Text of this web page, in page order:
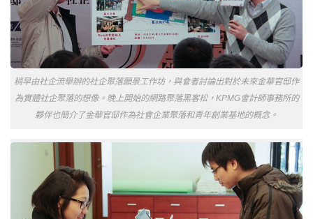
稍早由社企流舉辦的社企聚落願景工作坊，與會者討論出對於未來金華官邸作
為實體社企聚落的想像。晚上開始的網路聚落黑客松，KPMG會計師事務所的
夥伴也簡介了金華官邸作為社會企業聚落和青年創業基地的概念。